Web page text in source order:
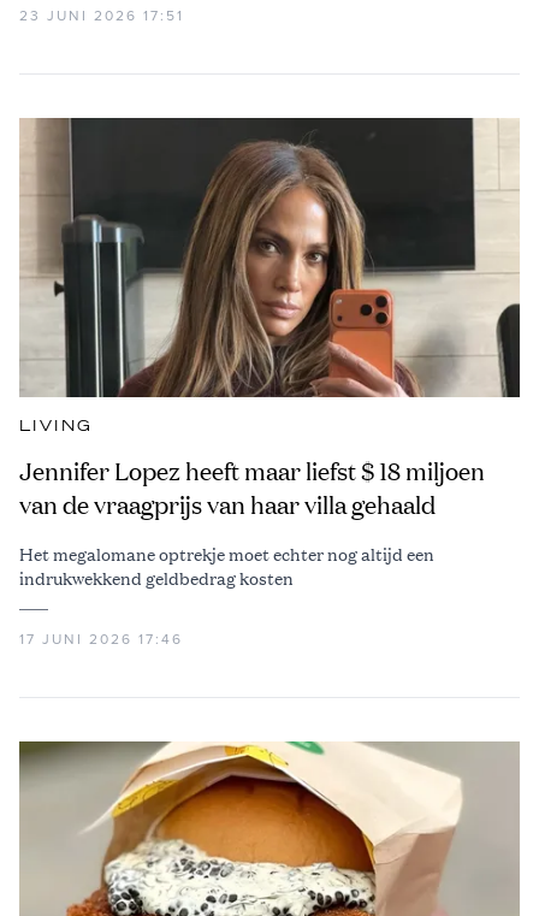
23 JUNI 2026 17:51
LIVING
Jennifer Lopez heeft maar liefst $ 18 miljoen
van de vraagprijs van haar villa gehaald
Het megalomane optrekje moet echter nog altijd een
indrukwekkend geldbedrag kosten
17 JUNI 2026 17:46